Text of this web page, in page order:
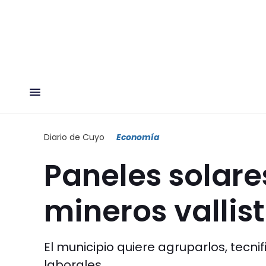
Diario de Cuyo Economía
Paneles
mineros
El municipio quiere agruparlos,